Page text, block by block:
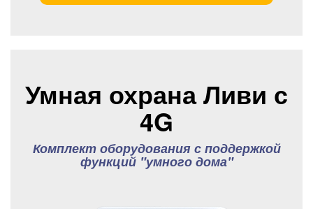
Умная охрана Ливи с
4G
Комплект оборудования с поддержкой
функций "умного дома"